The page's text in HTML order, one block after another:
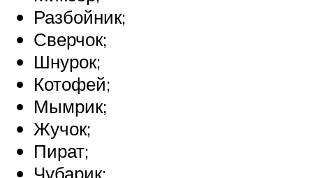
Разбойник;
Сверчок;
Шнурок;
Котофей;
Мымрик;
Жучок;
Пират;
Чубарик;